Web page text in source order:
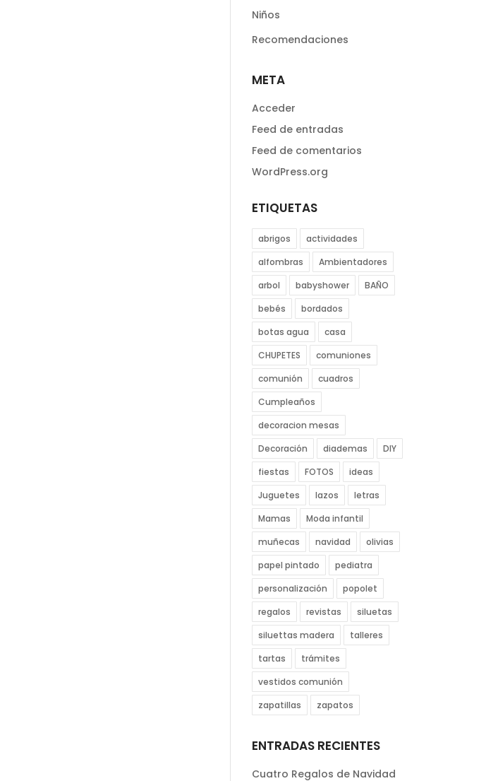
Niños
Recomendaciones
META
Acceder
Feed de entradas
Feed de comentarios
WordPress.org
ETIQUETAS
abrigos
actividades
alfombras
Ambientadores
arbol
babyshower
BAÑO
bebés
bordados
botas agua
casa
CHUPETES
comuniones
comunión
cuadros
Cumpleaños
decoracion mesas
Decoración
diademas
DIY
fiestas
FOTOS
ideas
Juguetes
lazos
letras
Mamas
Moda infantil
muñecas
navidad
olivias
papel pintado
pediatra
personalización
popolet
regalos
revistas
siluetas
siluettas madera
talleres
tartas
trámites
vestidos comunión
zapatillas
zapatos
ENTRADAS RECIENTES
Cuatro Regalos de Navidad